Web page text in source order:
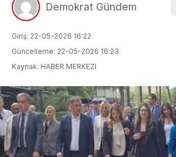
Demokrat Gündem
Giriş: 22-05-2026 16:22
Güncelleme: 22-05-2026 16:23
Kaynak: HABER MERKEZI